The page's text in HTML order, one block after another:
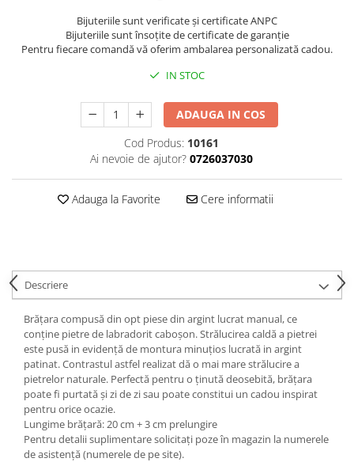
Bijuteriile sunt verificate şi certificate ANPC
Bijuteriile sunt însoţite de certificate de garanţie
Pentru fiecare comandă vă oferim ambalarea personalizată cadou.
IN STOC
ADAUGA IN COS
Cod Produs: 10161
Ai nevoie de ajutor? 0726037030
Adauga la Favorite Cere informatii
Descriere
Brățara compusă din opt piese din argint lucrat manual, ce
conține pietre de labradorit caboșon. Strălucirea caldă a pietrei
este pusă in evidență de montura minuțios lucrată in argint
patinat. Contrastul astfel realizat dă o mai mare strălucire a
pietrelor naturale. Perfectă pentru o ținută deosebită, brățara
poate fi purtată și zi de zi sau poate constitui un cadou inspirat
pentru orice ocazie.
Lungime brățară: 20 cm + 3 cm prelungire
Pentru detalii suplimentare solicitați poze în magazin la numerele
de asistență (numerele de pe site).